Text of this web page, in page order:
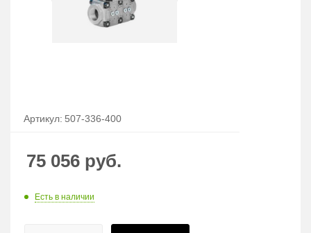
Артикул: 507-336-400
75 056 руб.
Есть в наличии